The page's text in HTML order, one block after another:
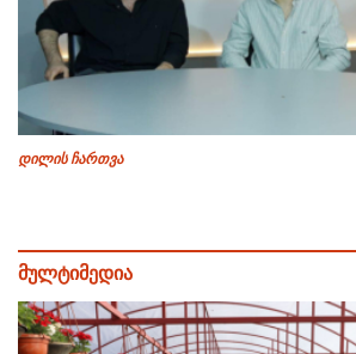
დილის ჩართვა
მულტიმედია